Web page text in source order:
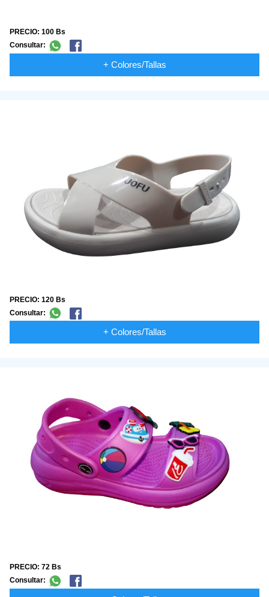
PRECIO: 100 Bs
Consultar:
+ Colores/Tallas
PRECIO: 120 Bs
Consultar:
+ Colores/Tallas
PRECIO: 72 Bs
Consultar: